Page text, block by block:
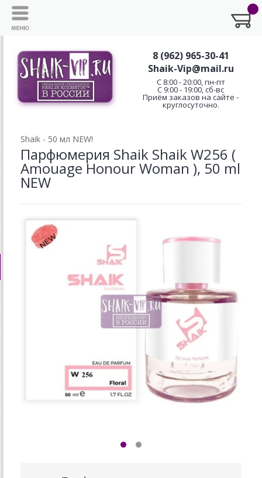
8 (962) 965-30-41
Shaik-Vip@mail.ru
C 8:00 - 20:00, пн-пт
С 9:00 - 19:00, сб-вс
Приём заказов на сайте -
круглосуточно.
Shaik - 50 мл NEW!
Парфюмерия Shaik Shaik W256 (
Amouage Honour Woman ), 50 ml
NEW